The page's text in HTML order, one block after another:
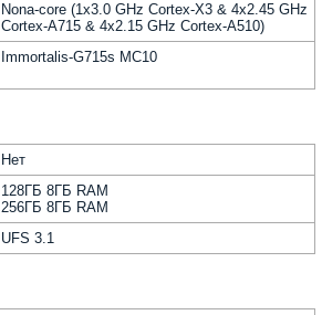
Nona-core (1x3.0 GHz Cortex-X3 & 4x2.45 GHz
Cortex-A715 & 4x2.15 GHz Cortex-A510)
Immortalis-G715s MC10
Нет
128ГБ 8ГБ RAM
256ГБ 8ГБ RAM
UFS 3.1